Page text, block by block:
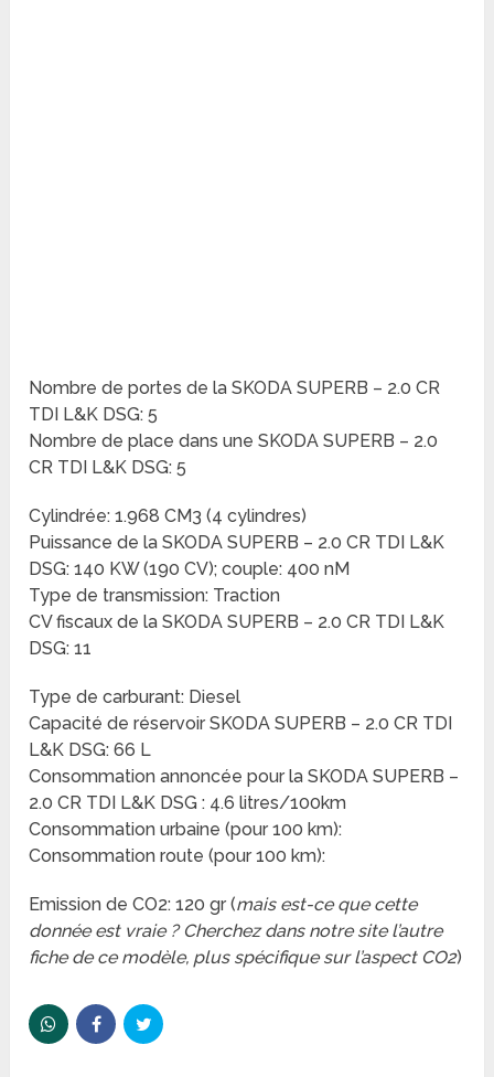
Nombre de portes de la SKODA SUPERB – 2.0 CR
TDI L&K DSG: 5
Nombre de place dans une SKODA SUPERB – 2.0
CR TDI L&K DSG: 5
Cylindrée: 1.968 CM3 (4 cylindres)
Puissance de la SKODA SUPERB – 2.0 CR TDI L&K
DSG: 140 KW (190 CV); couple: 400 nM
Type de transmission: Traction
CV fiscaux de la SKODA SUPERB – 2.0 CR TDI L&K
DSG: 11
Type de carburant: Diesel
Capacité de réservoir SKODA SUPERB – 2.0 CR TDI
L&K DSG: 66 L
Consommation annoncée pour la SKODA SUPERB –
2.0 CR TDI L&K DSG : 4.6 litres/100km
Consommation urbaine (pour 100 km):
Consommation route (pour 100 km):
Emission de CO2: 120 gr (mais est-ce que cette
donnée est vraie ? Cherchez dans notre site l’autre
fiche de ce modèle, plus spécifique sur l’aspect CO2)